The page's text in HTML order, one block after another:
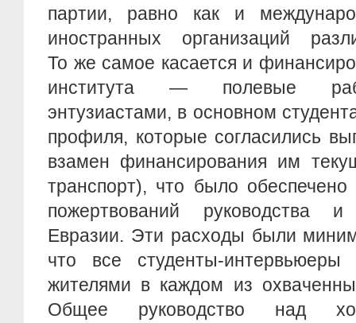
партии, равно как и
иностранных организаций
То же самое касается и
института — полевые
энтузиастами, в основном
профиля, которые согласились
взамен финансирования им
транспорт), что было
пожертвований руководства
Евразии. Эти расходы были
что все студенты-
жителями в каждом из
Общее руководство над